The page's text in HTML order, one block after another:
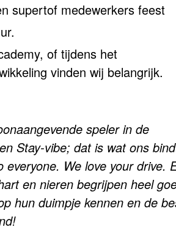
supertof medewerkers feest
of tijdens het
vinden wij belangrijk.
speler in de
Stay-vibe; dat is wat ons
We love your drive.
en nieren begrijpen heel
hun duimpje kennen en de